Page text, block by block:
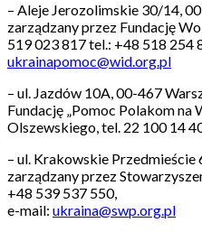
– Aleje Jerozolimskie 30/14,
zarządzany przez Fundację
519 023 817 tel.: +48 518 254
ukrainapomoc@wid.org.pl
– ul. Jazdów 10A, 00-467
Fundację „Pomoc Polakom na
Olszewskiego, tel. 22 100 14
– ul. Krakowskie
zarządzany przez
+48 539 537 550,
e-mail: ukraina@swp.org.pl